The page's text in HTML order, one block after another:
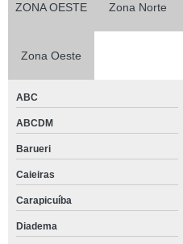
ZONA OESTE Zona Norte
Zona Oeste
ABC
ABCDM
Barueri
Caieiras
Carapicuíba
Diadema